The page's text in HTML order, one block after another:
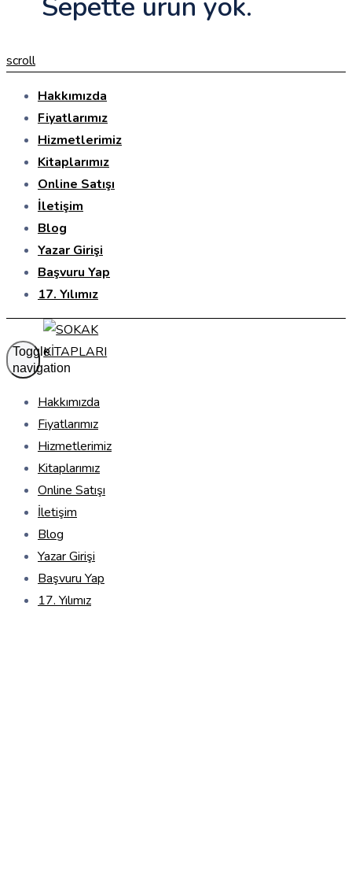
scroll
Hakkımızda
Fiyatlarımız
Hizmetlerimiz
Kitaplarımız
Online Satışı
İletişim
Blog
Yazar Girişi
Başvuru Yap
17. Yılımız
Toggle
navigation
Hakkımızda
Fiyatlarımız
Hizmetlerimiz
Kitaplarımız
Online Satışı
İletişim
Blog
Yazar Girişi
Başvuru Yap
17. Yılımız